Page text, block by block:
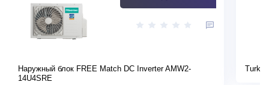
Наружный блок FREE Match DC Inverter AMW2-
14U4SRE